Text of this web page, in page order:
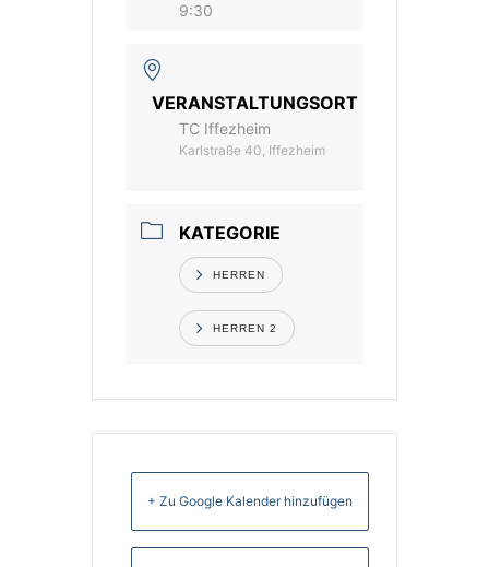
9:30
VERANSTALTUNGSORT
TC Iffezheim
Karlstraße 40, Iffezheim
KATEGORIE
HERREN
HERREN 2
+ Zu Google Kalender hinzufügen